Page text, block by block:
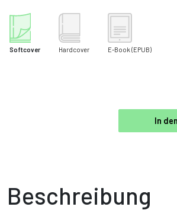
Softcover Hardcover E-Book (EPUB)
In
Beschreibung